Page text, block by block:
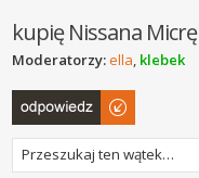
kupię Nissana Micrę
Moderatorzy:ella, klebek
Odpowiedz